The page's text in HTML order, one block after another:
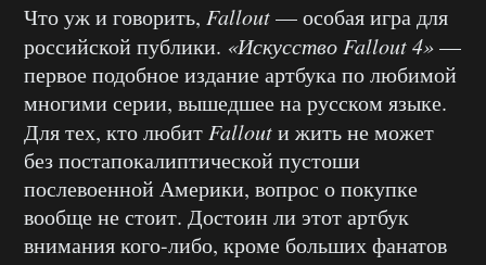
Что уж и говорить, Fallout— особая игра для
российской публики. «Искусство Fallout 4»—
первое подобное издание артбука по любимой
многими серии, вышедшее на русском языке.
Для тех, кто любит Falloutи жить не может
без постапокалиптической пустоши
послевоенной Америки, вопрос о покупке
вообще не стоит. Достоин ли этот артбук
внимания кого-либо, кроме больших фанатов